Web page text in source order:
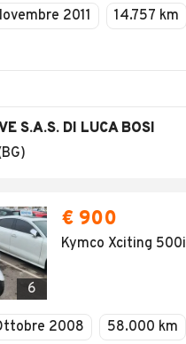
2011 14.757 km
S.A.S. DI LUCA BOSI
6
€ 900
Kymco Xciting 500i
2008 58.000 km